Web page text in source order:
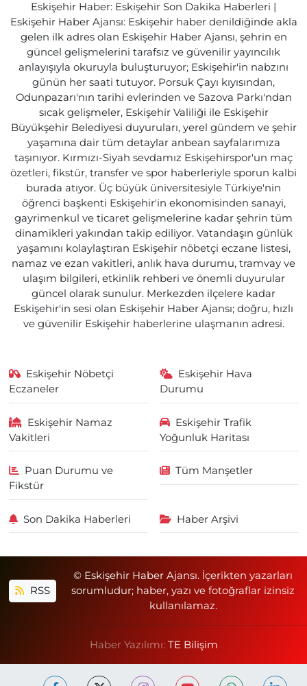
Eskişehir Haber: Eskişehir Son Dakika Haberleri |
Eskişehir Haber Ajansı: Eskişehir haber denildiğinde akla
gelen ilk adres olan Eskişehir Haber Ajansı, şehrin en
güncel gelişmelerini tarafsız ve güvenilir yayıncılık
anlayışıyla okuruyla buluşturuyor; Eskişehir'in nabzını
günün her saati tutuyor. Porsuk Çayı kıyısından,
Odunpazarı'nın tarihi evlerinden ve Sazova Parkı'ndan
sıcak gelişmeler, Eskişehir Valiliği ile Eskişehir
Büyükşehir Belediyesi duyuruları, yerel gündem ve şehir
yaşamına dair tüm detaylar anbean sayfalarımıza
taşınıyor. Kırmızı-Siyah sevdamız Eskişehirspor'un maç
özetleri, fikstür, transfer ve spor haberleriyle sporun kalbi
burada atıyor. Üç büyük üniversitesiyle Türkiye'nin
öğrenci başkenti Eskişehir'in ekonomisinden sanayi,
gayrimenkul ve ticaret gelişmelerine kadar şehrin tüm
dinamikleri yakından takip ediliyor. Vatandaşın günlük
yaşamını kolaylaştıran Eskişehir nöbetçi eczane listesi,
namaz ve ezan vakitleri, anlık hava durumu, tramvay ve
ulaşım bilgileri, etkinlik rehberi ve önemli duyurular
güncel olarak sunulur. Merkezden ilçelere kadar
Eskişehir'in sesi olan Eskişehir Haber Ajansı; doğru, hızlı
ve güvenilir Eskişehir haberlerine ulaşmanın adresi.
Eskişehir Nöbetçi
Eczaneler
Eskişehir Hava
Durumu
Eskişehir Namaz
Vakitleri
Eskişehir Trafik
Yoğunluk Haritası
Puan Durumu ve
Fikstür
Tüm Manşetler
Son Dakika Haberleri Haber Arşivi
RSS
© Eskişehir Haber Ajansı. İçerikten yazarları
sorumludur; haber, yazı ve fotoğraflar izinsiz
kullanılamaz.
Haber Yazılımı: TE Bilişim